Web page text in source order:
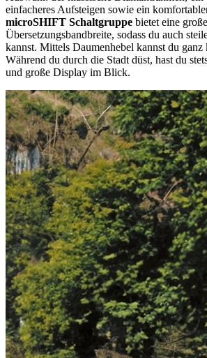
einfacheres Aufsteigen sowie ein
microSHIFT Schaltgruppe bietet eine große
Übersetzungsbandbreite, sodass du auch
kannst. Mittels Daumenhebel kannst du ganz
Während du durch die Stadt düst, hast du
und große Display im Blick.